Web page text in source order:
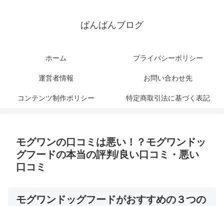
ばんばんブログ
ホーム プライバシーポリシー
運営者情報 お問い合わせ先
コンテンツ制作ポリシー 特定商取引法に基づく表記
モグワンの口コミは悪い！？モグワンドッ
グフードの本当の評判/良い口コミ・悪い
口コミ
モグワンドッグフードがおすすめの３つの